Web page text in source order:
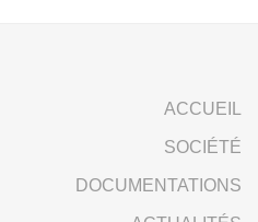
ACCUEIL
SOCIÉTÉ
DOCUMENTATIONS